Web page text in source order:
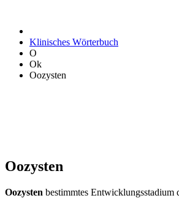
Klinisches Wörterbuch
O
Ok
Oozysten
Oozysten
Oozysten bestimmtes Entwicklungsstadium